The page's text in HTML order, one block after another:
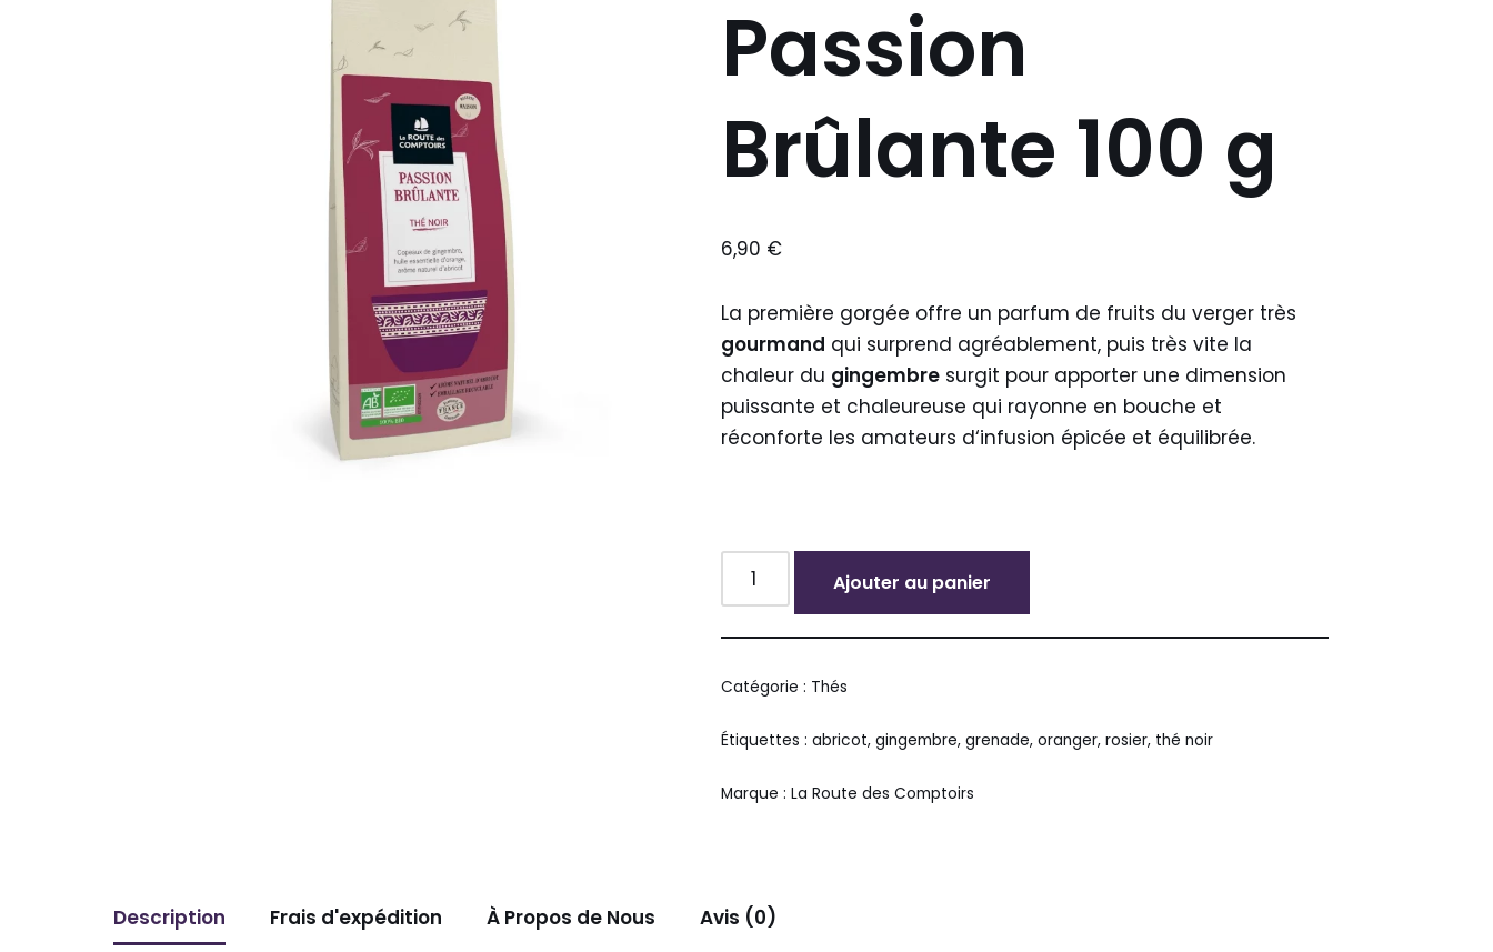
Passion
Brûlante 100 g
6,90 €
La première gorgée offre un parfum de fruits du verger très
gourmand qui surprend agréablement, puis très vite la
chaleur du gingembre surgit pour apporter une dimension
puissante et chaleureuse qui rayonne en bouche et
réconforte les amateurs d‘infusion épicée et équilibrée.
Ajouter au panier
Alternative:
Catégorie : Thés
Étiquettes :abricot,gingembre,grenade,oranger,rosier, thé noir
Marque :La Route des Comptoirs
Description Frais d'expédition À Propos de Nous Avis (0)